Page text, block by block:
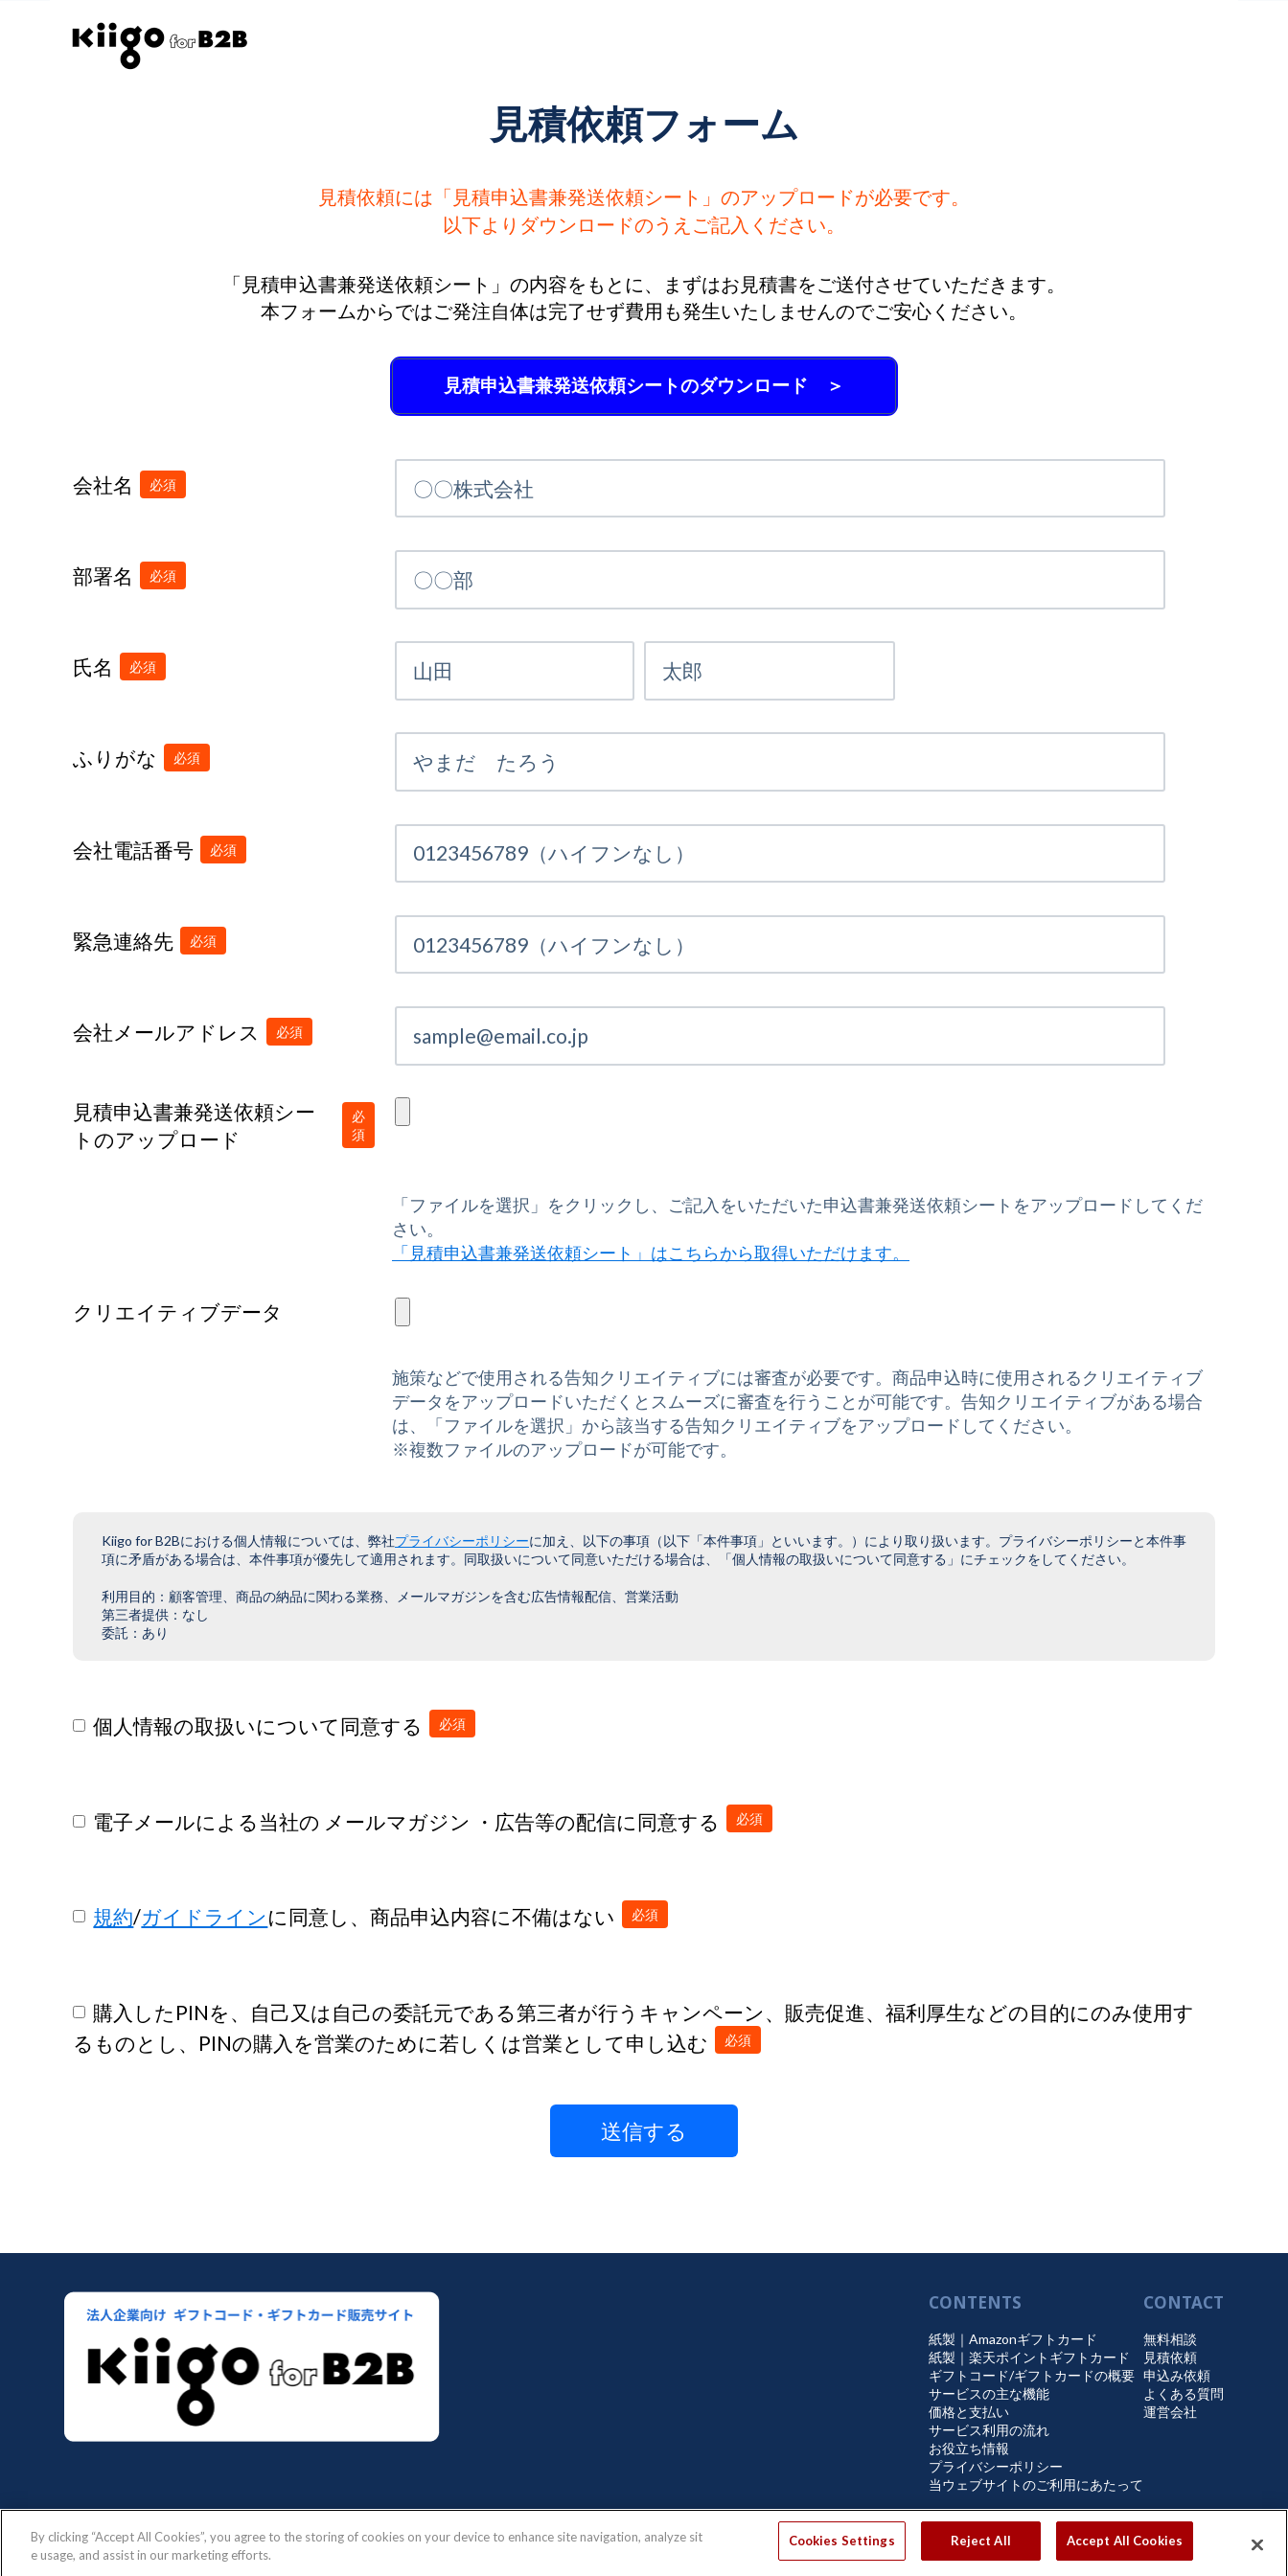
見積依頼フォーム
見積依頼には「見積申込書兼発送依頼シート」のアップロードが必要です。
以下よりダウンロードのうえご記入ください。
「見積申込書兼発送依頼シート」の内容をもとに、まずはお見積書をご送付させていただきます。
本フォームからではご発注自体は完了せず費用も発生いたしませんのでご安心ください。
見積申込書兼発送依頼シートのダウンロード ＞
会社名
部署名
氏名
ふりがな
会社電話番号
緊急連絡先
会社メールアドレス
見積申込書兼発送依頼シー
トのアップロード
「ファイルを選択」をクリックし、ご記入をいただいた申込書兼発送依頼シートをアップロードしてくだ
さい。
「見積申込書兼発送依頼シート」はこちらから取得いただけます。
クリエイティブデータ
施策などで使用される告知クリエイティブには審査が必要です。商品申込時に使用されるクリエイティブ
データをアップロードいただくとスムーズに審査を行うことが可能です。告知クリエイティブがある場合
は、「ファイルを選択」から該当する告知クリエイティブをアップロードしてください。
※複数ファイルのアップロードが可能です。
Kiigo for B2Bにおける個人情報については、弊社プライバシーポリシーに加え、以下の事項（以下「本件事項」といいます。）により取り扱います。プライバシーポリシーと本件事
項に矛盾がある場合は、本件事項が優先して適用されます。同取扱いについて同意いただける場合は、「個人情報の取扱いについて同意する」にチェックをしてください。
利用目的：顧客管理、商品の納品に関わる業務、メールマガジンを含む広告情報配信、営業活動
第三者提供：なし
委託：あり
個人情報の取扱いについて同意する
電子メールによる当社の メールマガジン ・広告等の配信に同意する
規約/ガイドライン に同意し、商品申込内容に不備はない
購入したPINを、自己又は自己の委託元である第三者が行うキャンペーン、販売促進、福利厚生などの目的にのみ使用す
るものとし、PINの購入を営業のために若しくは営業として申し込む
CONTENTS
紙製｜Amazonギフトカード
紙製｜楽天ポイントギフトカード
ギフトコード/ギフトカードの概要
サービスの主な機能
価格と支払い
サービス利用の流れ
お役立ち情報
プライバシーポリシー
当ウェブサイトのご利用にあたって
CONTACT
無料相談
見積依頼
申込み依頼
よくある質問
運営会社
インコム・ジャパン株式会社 © InComm Japan K.K. All Rights Reserved.
By clicking “Accept All Cookies”, you agree to the storing of cookies on your device to enhance site navigation, analyze sit
e usage, and assist in our marketing efforts.
Cookies Settings Reject All Accept All Cookies